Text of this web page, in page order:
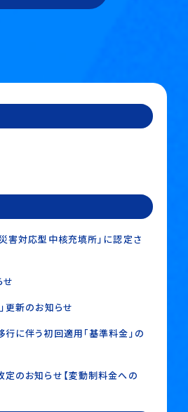
害対応型中核充填所」に認定さ
せ
更新のお知らせ
に伴う初回適用「基準料金」の
のお知らせ【変動制料金への